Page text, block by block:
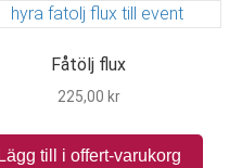
Fåtölj flux
225,00 kr
Lägg till i offert-varukorg